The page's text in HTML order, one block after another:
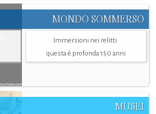
MONDO SOMMERSO
Immersioni nei relitti:
questa è profonda 150 anni
MUSEI